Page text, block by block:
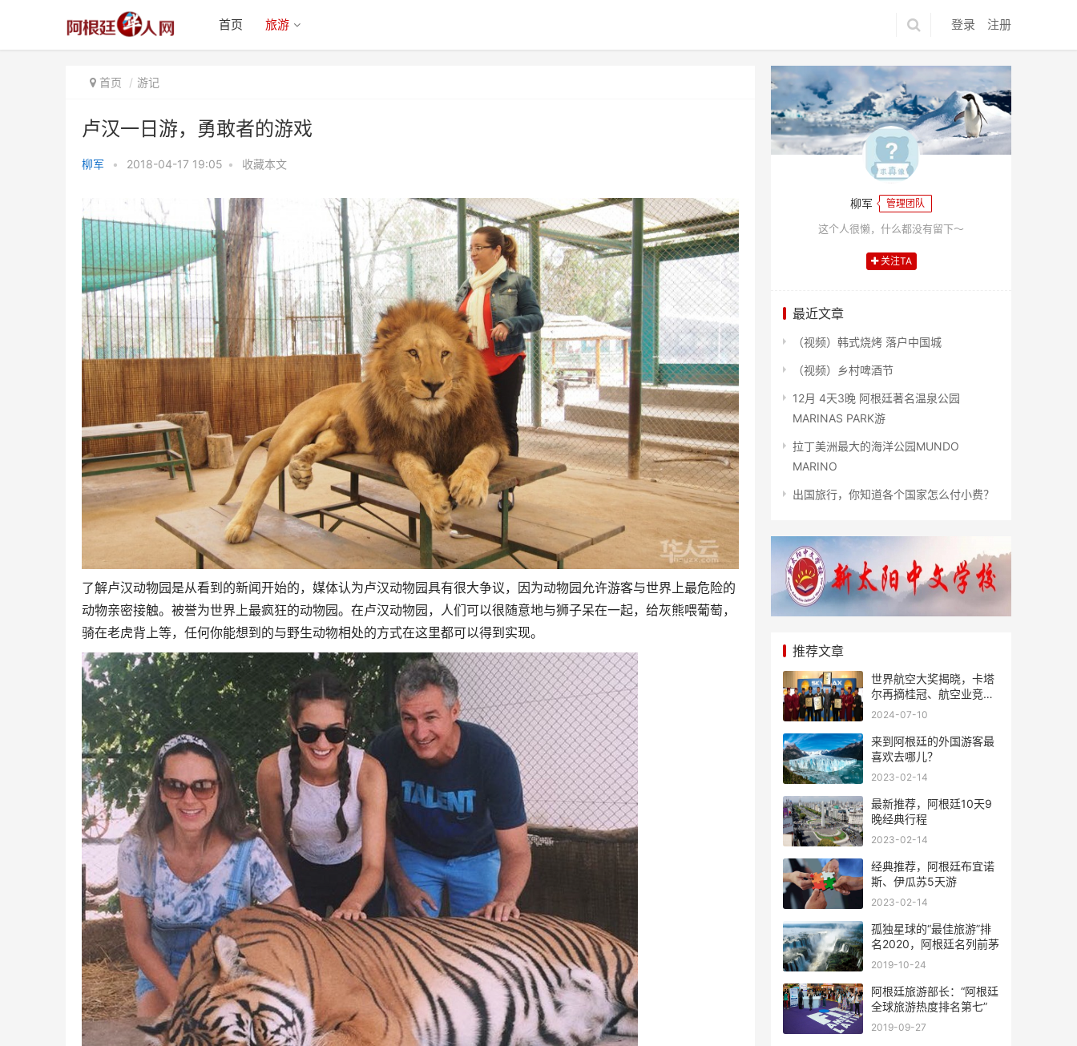
登录 注册
首页 旅游
首页 游记
卢汉一日游，勇敢者的游戏
柳军 • 2018-04-17 19:05 • 收藏本文
了解卢汉动物园是从看到的新闻开始的，媒体认为卢汉动物园具有很大争议，因为动物园允许游客与世界上最危险的
动物亲密接触。被誉为世界上最疯狂的动物园。在卢汉动物园，人们可以很随意地与狮子呆在一起，给灰熊喂葡萄，
骑在老虎背上等，任何你能想到的与野生动物相处的方式在这里都可以得到实现。
柳军 管理团队
这个人很懒，什么都没有留下～
关注TA
最近文章
（视频）韩式烧烤 落户中国城
（视频）乡村啤酒节
12月 4天3晚 阿根廷著名温泉公园
MARINAS PARK游
拉丁美洲最大的海洋公园MUNDO
MARINO
出国旅行，你知道各个国家怎么付小费？
推荐文章
世界航空大奖揭晓，卡塔
尔再摘桂冠、航空业竞争
风起云涌
2024-07-10
来到阿根廷的外国游客最
喜欢去哪儿？
2023-02-14
最新推荐，阿根廷10天9
晚经典行程
2023-02-14
经典推荐，阿根廷布宜诺
斯、伊瓜苏5天游
2023-02-14
孤独星球的“最佳旅游”排
名2020，阿根廷名列前茅
2019-10-24
阿根廷旅游部长：“阿根廷
全球旅游热度排名第七”
2019-09-27